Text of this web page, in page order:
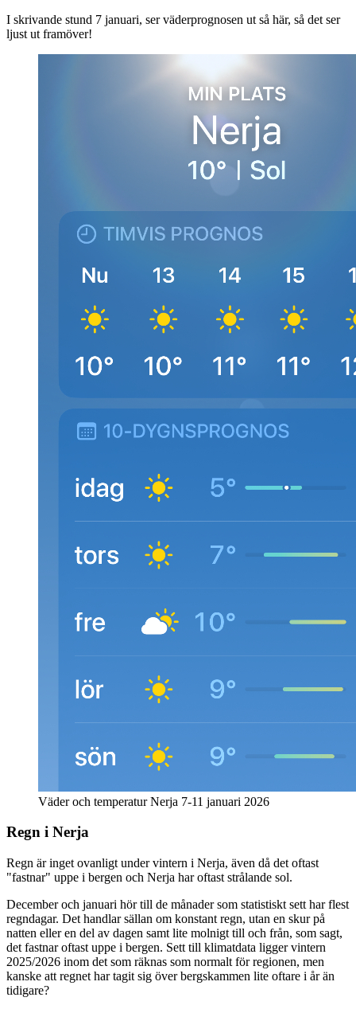
I skrivande stund 7 januari, ser väderprognosen ut så här, så det ser
ljust ut framöver!
Väder och temperatur Nerja 7-11 januari 2026
Regn i Nerja
Regn är inget ovanligt under vintern i Nerja, även då det oftast
"fastnar" uppe i bergen och Nerja har oftast strålande sol.
December och januari hör till de månader som statistiskt sett har flest
regndagar. Det handlar sällan om konstant regn, utan en skur på
natten eller en del av dagen samt lite molnigt till och från, som sagt,
det fastnar oftast uppe i bergen. Sett till klimatdata ligger vintern
2025/2026 inom det som räknas som normalt för regionen, men
kanske att regnet har tagit sig över bergskammen lite oftare i år än
tidigare?